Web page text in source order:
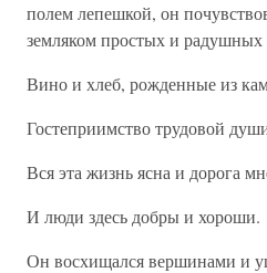
полем лепешкой, он
земляком простых и
Вино и хлеб, рожденные из
Гостеприимство трудовой
Вся эта жизнь ясна и дорога
И люди здесь добры и хороши.
Он восхищался вершинами и